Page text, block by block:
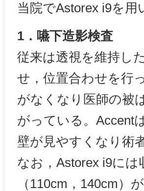
当院でAstorex i9を
1．嚥下造影検査
従来は透視を維持し
せ，位置合わせを行
がなくなり医師の被
がっている。Accent
壁が見やすくなり術
なお，Astorex i9に
（110cm，140cm）